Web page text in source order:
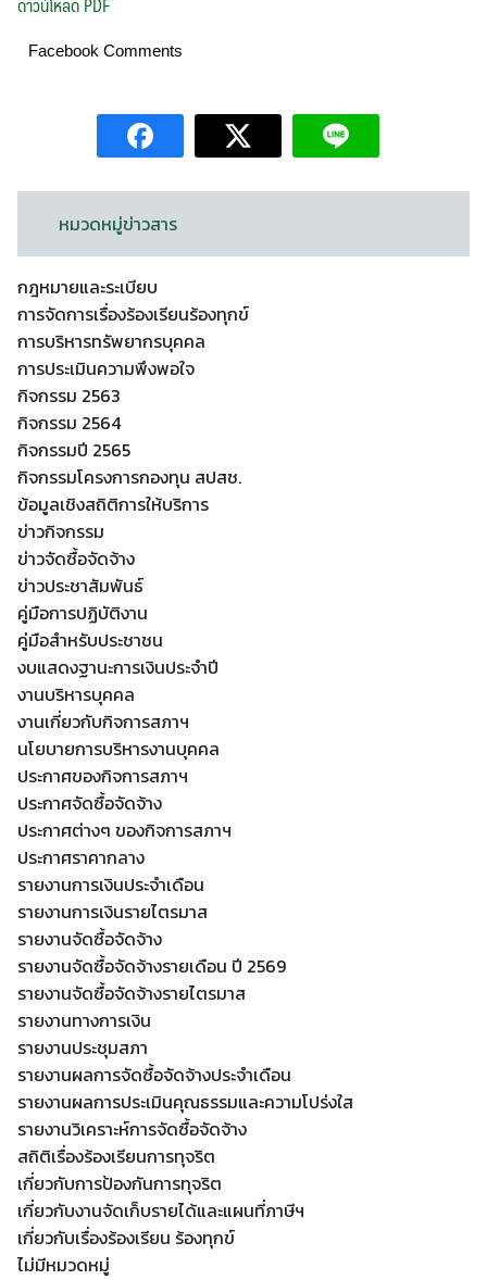
Search
for:
Facebook Comments
หมวดหมู่ข่าวสาร
กฎหมายและระเบียบ
การจัดการเรื่องร้องเรียนร้องทุกข์
การบริหารทรัพยากรบุคคล
การประเมินความพึงพอใจ
กิจกรรม 2563
กิจกรรม 2564
กิจกรรมปี 2565
กิจกรรมโครงการกองทุน สปสช.
ข้อมูลเชิงสถิติการให้บริการ
ข่าวกิจกรรม
ข่าวจัดซื้อจัดจ้าง
ข่าวประชาสัมพันธ์
คู่มือการปฏิบัติงาน
คู่มือสำหรับประชาชน
งบแสดงฐานะการเงินประจำปี
งานบริหารบุคคล
งานเกี่ยวกับกิจการสภาฯ
นโยบายการบริหารงานบุคคล
ประกาศของกิจการสภาฯ
ประกาศจัดซื้อจัดจ้าง
ประกาศต่างๆ ของกิจการสภาฯ
ประกาศราคากลาง
รายงานการเงินประจำเดือน
รายงานการเงินรายไตรมาส
รายงานจัดซื้อจัดจ้าง
รายงานจัดซื้อจัดจ้างรายเดือน ปี 2569
รายงานจัดซื้อจัดจ้างรายไตรมาส
รายงานทางการเงิน
รายงานประชุมสภา
รายงานผลการจัดซื้อจัดจ้างประจำเดือน
รายงานผลการประเมินคุณธรรมและความโปร่งใส
รายงานวิเคราะห์การจัดซื้อจัดจ้าง
สถิติเรื่องร้องเรียนการทุจริต
เกี่ยวกับการป้องกันการทุจริต
เกี่ยวกับงานจัดเก็บรายได้และแผนที่ภาษีฯ
เกี่ยวกับเรื่องร้องเรียน ร้องทุกข์
ไม่มีหมวดหมู่